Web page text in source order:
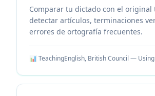
Comparar tu dictado con el original
detectar artículos, terminaciones
errores de ortografía frecuentes.
📊 TeachingEnglish, British Council —